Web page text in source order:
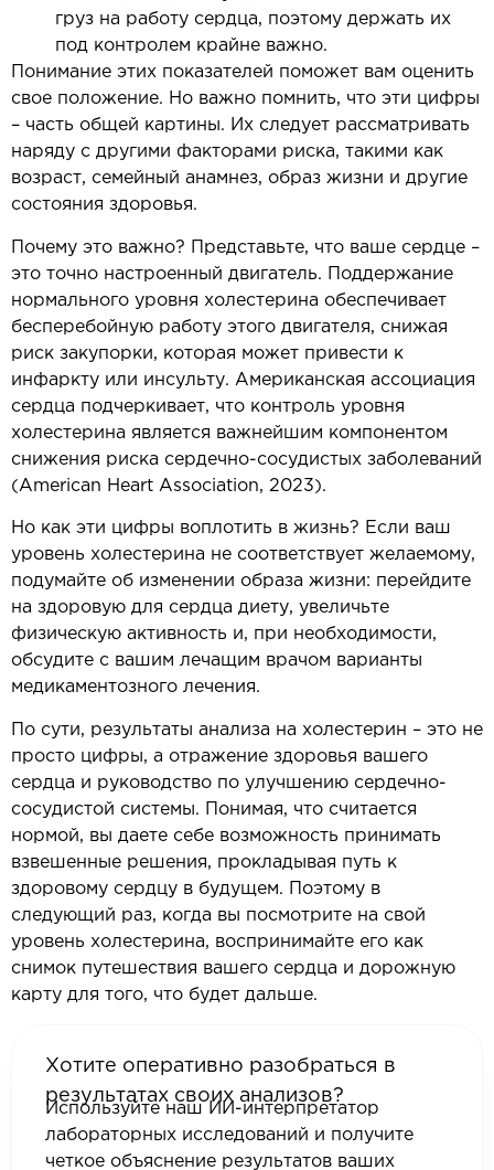
груз на работу сердца, поэтому держать их
под контролем крайне важно.
Понимание этих показателей поможет вам оценить
свое положение. Но важно помнить, что эти цифры
– часть общей картины. Их следует рассматривать
наряду с другими факторами риска, такими как
возраст, семейный анамнез, образ жизни и другие
состояния здоровья.
Почему это важно? Представьте, что ваше сердце –
это точно настроенный двигатель. Поддержание
нормального уровня холестерина обеспечивает
бесперебойную работу этого двигателя, снижая
риск закупорки, которая может привести к
инфаркту или инсульту. Американская ассоциация
сердца подчеркивает, что контроль уровня
холестерина является важнейшим компонентом
снижения риска сердечно-сосудистых заболеваний
(American Heart Association, 2023).
Но как эти цифры воплотить в жизнь? Если ваш
уровень холестерина не соответствует желаемому,
подумайте об изменении образа жизни: перейдите
на здоровую для сердца диету, увеличьте
физическую активность и, при необходимости,
обсудите с вашим лечащим врачом варианты
медикаментозного лечения.
По сути, результаты анализа на холестерин – это не
просто цифры, а отражение здоровья вашего
сердца и руководство по улучшению сердечно-
сосудистой системы. Понимая, что считается
нормой, вы даете себе возможность принимать
взвешенные решения, прокладывая путь к
здоровому сердцу в будущем. Поэтому в
следующий раз, когда вы посмотрите на свой
уровень холестерина, воспринимайте его как
снимок путешествия вашего сердца и дорожную
карту для того, что будет дальше.
Хотите оперативно разобраться в
результатах своих анализов?
Используйте наш ИИ-интерпретатор
лабораторных исследований и получите
четкое объяснение результатов ваших